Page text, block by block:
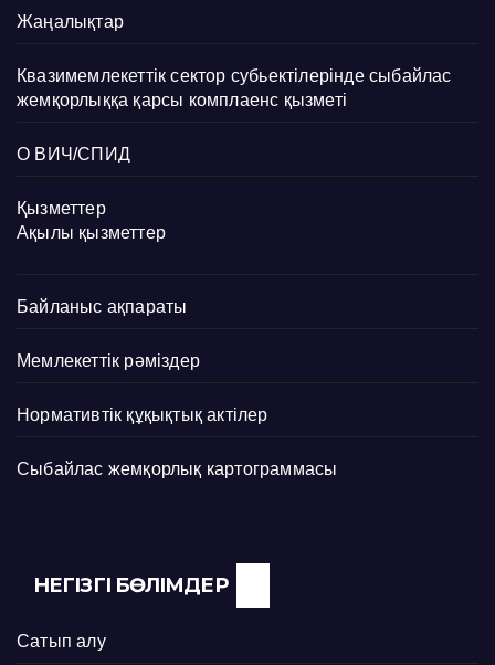
Жаңалықтар
Квазимемлекеттік сектор субьектілерінде сыбайлас
жемқорлыққа қарсы комплаенс қызметі
О ВИЧ/СПИД
Қызметтер
Ақылы қызметтер
Байланыс ақпараты
Мемлекеттік рәміздер
Нормативтік құқықтық актілер
Сыбайлас жемқорлық картограммасы
НЕГІЗГІ БӨЛІМДЕР
Сатып алу